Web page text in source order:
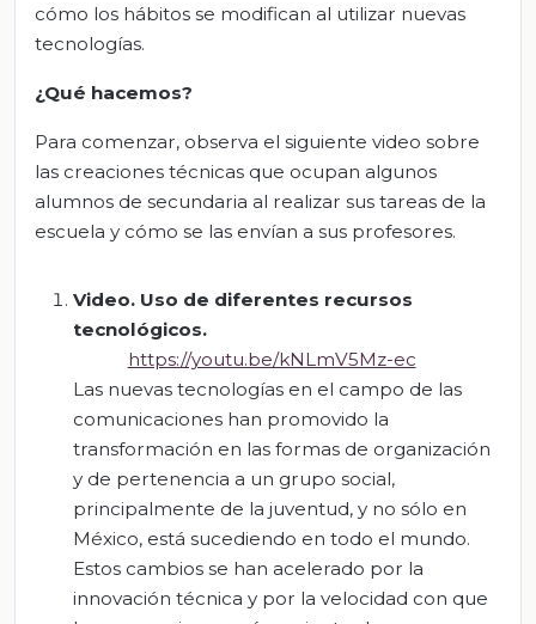
cómo los hábitos se modifican al utilizar nuevas
tecnologías.
¿Qué hacemos?
Para comenzar, observa el siguiente video sobre
las creaciones técnicas que ocupan algunos
alumnos de secundaria al realizar sus tareas de la
escuela y cómo se las envían a sus profesores.
Video. Uso de diferentes recursos
tecnológicos.
https://youtu.be/kNLmV5Mz-ec
Las nuevas tecnologías en el campo de las
comunicaciones han promovido la
transformación en las formas de organización
y de pertenencia a un grupo social,
principalmente de la juventud, y no sólo en
México, está sucediendo en todo el mundo.
Estos cambios se han acelerado por la
innovación técnica y por la velocidad con que